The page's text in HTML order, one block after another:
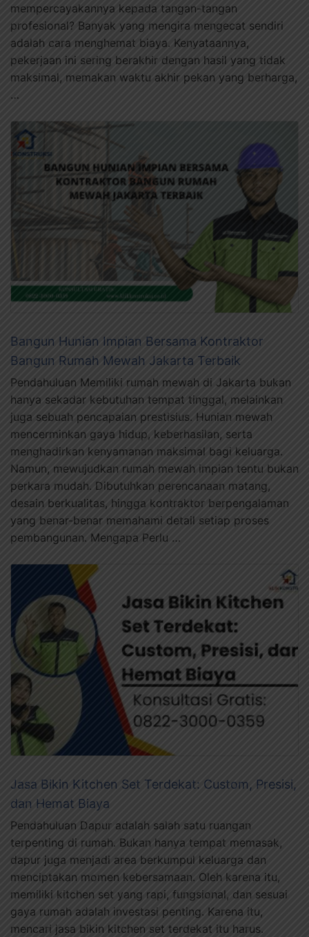
mempercayakannya kepada tangan-tangan
profesional? Banyak yang mengira mengecat sendiri
adalah cara menghemat biaya. Kenyataannya,
pekerjaan ini sering berakhir dengan hasil yang tidak
maksimal, memakan waktu akhir pekan yang berharga,
…
Bangun Hunian Impian Bersama Kontraktor
Bangun Rumah Mewah Jakarta Terbaik
Pendahuluan Memiliki rumah mewah di Jakarta bukan
hanya sekadar kebutuhan tempat tinggal, melainkan
juga sebuah pencapaian prestisius. Hunian mewah
mencerminkan gaya hidup, keberhasilan, serta
menghadirkan kenyamanan maksimal bagi keluarga.
Namun, mewujudkan rumah mewah impian tentu bukan
perkara mudah. Dibutuhkan perencanaan matang,
desain berkualitas, hingga kontraktor berpengalaman
yang benar-benar memahami detail setiap proses
pembangunan. Mengapa Perlu …
Jasa Bikin Kitchen Set Terdekat: Custom, Presisi,
dan Hemat Biaya
Pendahuluan Dapur adalah salah satu ruangan
terpenting di rumah. Bukan hanya tempat memasak,
dapur juga menjadi area berkumpul keluarga dan
menciptakan momen kebersamaan. Oleh karena itu,
memiliki kitchen set yang rapi, fungsional, dan sesuai
gaya rumah adalah investasi penting. Karena itu,
mencari jasa bikin kitchen set terdekat itu harus.